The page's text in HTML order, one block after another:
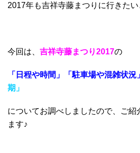
2017年も吉祥寺藤まつりに行きた
今回は、 吉祥寺藤まつり2017の
「日程や時間」 「駐車場や混雑状況」
期」
についてお調べしましたので、ご紹
ます♪